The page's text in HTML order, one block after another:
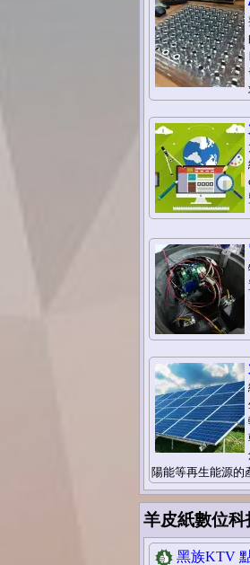
陽能等再生能源的
羊皮紙數位
黑族KTV